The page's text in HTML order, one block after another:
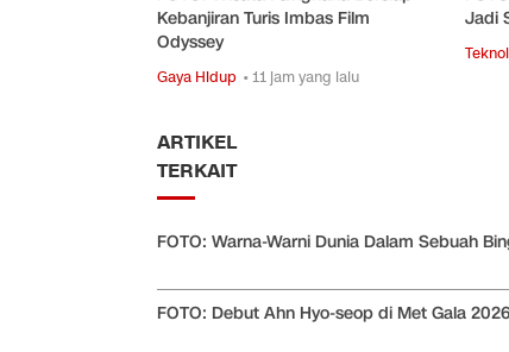
Kebanjiran Turis Imbas Film
Odyssey
Gaya Hidup • 11 jam yang lalu
Jadi
ARTIKEL
TERKAIT
FOTO: Warna-Warni Dunia Dalam Sebuah
FOTO: Debut Ahn Hyo-seop di Met Gala 2026